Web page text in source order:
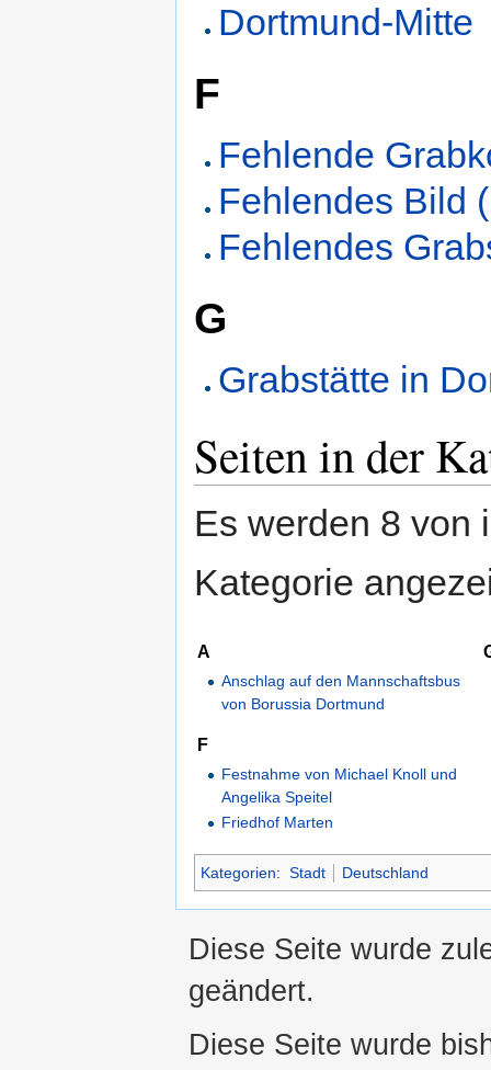
Dortmund-Mitte
F
Fehlende
Fehlendes Bild
Fehlendes
G
Grabstätte in
Seiten in der
Es werden 8 von
Kategorie
A
Anschlag auf den Mannschaftsbus
von Borussia Dortmund
F
Festnahme von Michael Knoll und
Angelika Speitel
Friedhof Marten
Kategorien: Stadt Deutschland
Diese Seite wurde
geändert.
Diese Seite wurde